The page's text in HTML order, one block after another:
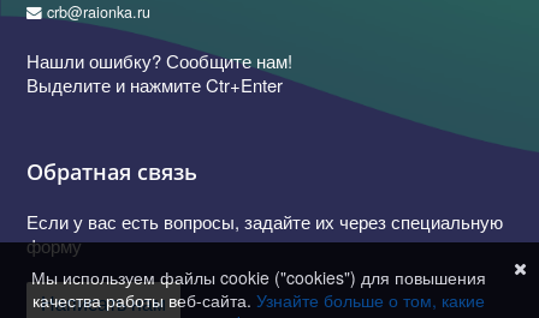
crb@raionka.ru
Нашли ошибку? Сообщите нам!
Выделите и нажмите Ctr+Enter
Обратная связь
Если у вас есть вопросы, задайте их через специальную
форму
Написать нам
Мы используем файлы cookie ("cookies") для повышения
качества работы веб-сайта. Узнайте больше о том, какие